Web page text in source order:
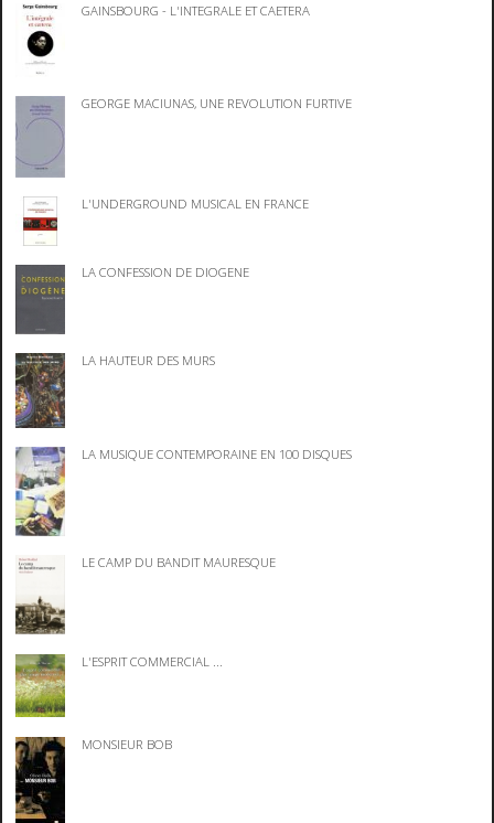
GAINSBOURG - L'INTEGRALE ET CAETERA
GEORGE MACIUNAS, UNE REVOLUTION FURTIVE
L'UNDERGROUND MUSICAL EN FRANCE
LA CONFESSION DE DIOGENE
LA HAUTEUR DES MURS
LA MUSIQUE CONTEMPORAINE EN 100 DISQUES
LE CAMP DU BANDIT MAURESQUE
L'ESPRIT COMMERCIAL ...
MONSIEUR BOB